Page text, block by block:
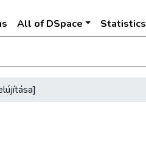
All of DSpace Statistics